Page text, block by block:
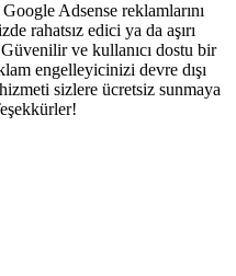
Adsense reklamlarını
rahatsız edici ya da aşırı
ve kullanıcı dostu bir
engelleyicinizi devre dışı
sizlere ücretsiz sunmaya